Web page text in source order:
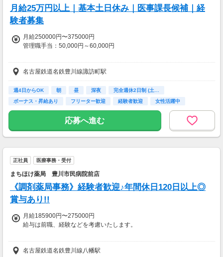
月給25万円以上｜基本土日休み｜医事課長候補｜経
験者募集
月給250000円〜375000円
管理職手当：50,000円～60,000円
※ご経験やスキルを考慮し給与を決定します
■賞与あり
■昇給あり
名古屋鉄道名鉄豊川線諏訪町駅
週4日からOK 朝 昼 深夜
完全週休2日制 (土…
ボーナス・昇給あり
フリーター歓迎 経験者歓迎 女性活躍中
応募へ進む
正社員 医療事務・受付
まちほけ薬局 豊川市民病院前店
《調剤薬局事務》経験者歓迎♪年間休日120日以上◎
賞与あり!!
月給185900円〜275000円
給与は前職、経験などを考慮いたします。
【交通費】
一部支給
名古屋鉄道名鉄豊川線八幡駅